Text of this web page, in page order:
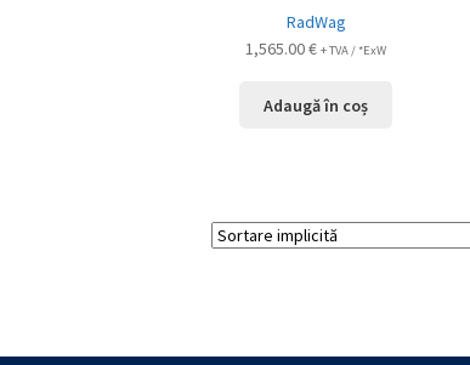
RadWag
1,565.00€ + TVA / *ExW
Adaugă în coș